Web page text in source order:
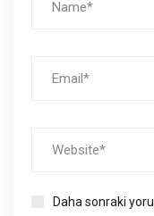
Daha sonraki